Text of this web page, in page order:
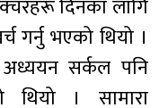
दिनका लागि
गर्नु भएको थियो ।
अध्ययन सर्कल पनि
। सामारा